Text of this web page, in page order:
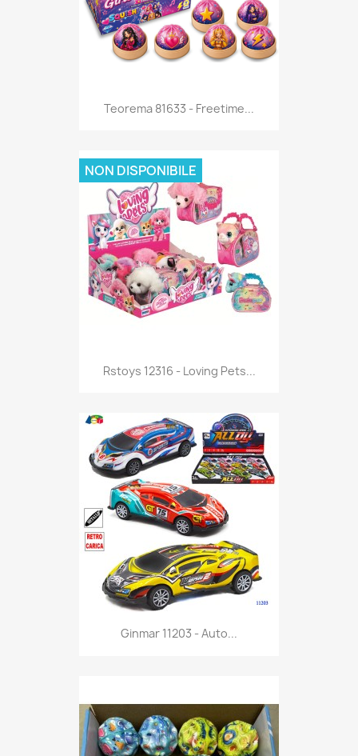
Anteprima
Teorema 81633 - Freetime...
Anteprima
Rstoys 12316 - Loving Pets...
NON DISPONIBILE
Anteprima
Ginmar 11203 - Auto...